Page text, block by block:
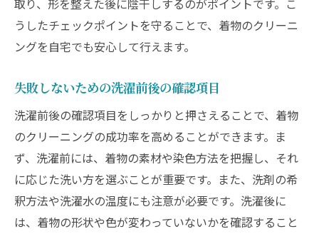
取り、形を整えた後に陰干しするのがポイントです。こ
うしたチェックポイントを守ることで、着物のクリーニ
ングを自宅でも安心して行えます。
失敗しないための洗濯前後の確認項目
洗濯前後の確認項目をしっかりと押さえることで、着物
のクリーニングの成功率を高めることができます。ま
ず、洗濯前には、着物の素材や染色方法を把握し、それ
に応じた洗い方を選ぶことが重要です。また、洗剤の希
釈方法や洗濯水の温度にも注意が必要です。洗濯後に
は、着物の形状や色が変わっていないかを確認すること